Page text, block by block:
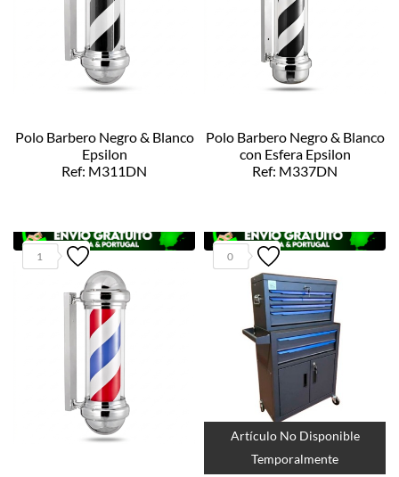
Polo Barbero Negro & Blanco
Epsilon
Ref: M311DN
Polo Barbero Negro & Blanco
con Esfera Epsilon
Ref: M337DN
1
Artículo No Disponible
Temporalmente
0